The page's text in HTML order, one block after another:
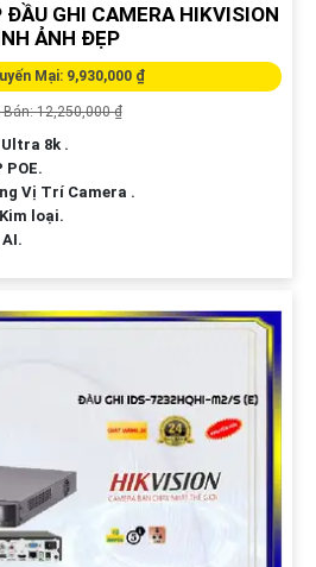
GHI CAMERA HIKVISION
ẢNH ĐẸP
Mại: 9,930,000 ₫
Bán: 12,250,000 ₫
Ultra 8k .
POE.
Vị Trí Camera .
loại.